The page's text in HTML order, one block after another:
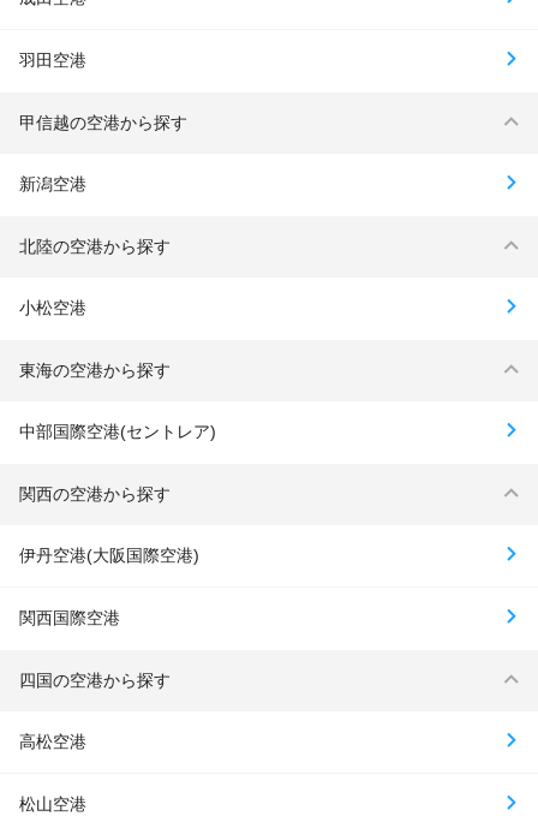
羽田空港
甲信越の空港から探す
新潟空港
北陸の空港から探す
小松空港
東海の空港から探す
中部国際空港(セントレア)
関西の空港から探す
伊丹空港(大阪国際空港)
関西国際空港
四国の空港から探す
高松空港
松山空港